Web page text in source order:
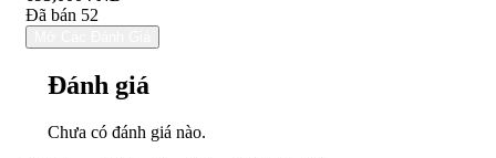
Đã bán 52
Đánh giá
Chưa có đánh giá nào.